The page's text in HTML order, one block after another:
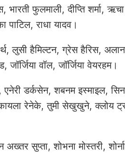
भारती फुलमाली, दीप्ति शर्मा,
पाटिल, राधा यादव।
लुसी हैमिल्टन, ग्रेस हैरिस,
वॉल, जॉर्जिया वेयरहम।
एनेरी डर्कसेन, शबनम इस्माइल,
रेनेके, तुमी सेखुखुने, क्लोय
सुप्ता, शोभना मोस्तरी,